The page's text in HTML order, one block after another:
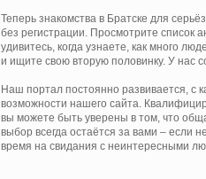
Теперь знакомства в Братске для
без регистрации. Просмотрите список
удивитесь, когда узнаете, как много
и ищите свою вторую половинку. У нас
Наш портал постоянно развивается,
возможности нашего сайта.
вы можете быть уверены в том, что
выбор всегда остаётся за вами – если
время на свидания с неинтересными